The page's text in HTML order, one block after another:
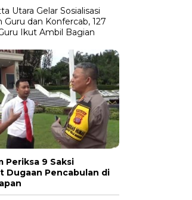
Utara Gelar Sosialisasi
Guru dan Konfercab, 127
Ikut Ambil Bagian
Periksa 9 Saksi
Dugaan Pencabulan di